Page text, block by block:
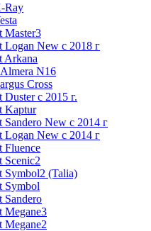
Ray
Master3
Logan New с 2018 г
Arkana
N16
Cross
Duster с 2015 г.
Kaptur
Sandero New с 2014 г
Logan New с 2014 г
Fluence
Scenic2
Symbol2 (Talia)
Symbol
Sandero
Megane3
Megane2